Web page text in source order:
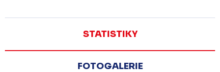
STATISTIKY
FOTOGALERIE